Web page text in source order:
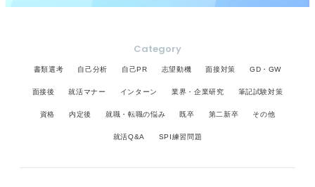
Category
書類選考 自己分析 自己PR 志望動機 面接対策 GD・GW
面接後 就活マナー インターン 業界・企業研究 筆記試験対策
資格 内定後 就職・転職の悩み 既卒 第二新卒 その他
就活Q&A SPI練習問題